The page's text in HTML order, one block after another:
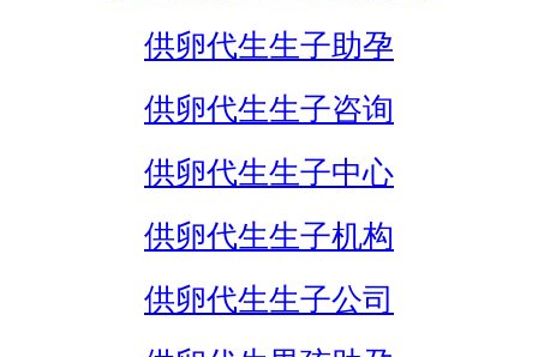
供卵代生生子助孕
供卵代生生子咨询
供卵代生生子中心
供卵代生生子机构
供卵代生生子公司